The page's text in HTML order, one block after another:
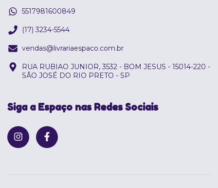
5517981600849
(17) 3234-5544
vendas@livrariaespaco.com.br
RUA RUBIAO JUNIOR, 3532 - BOM JESUS - 15014-220 -
SÃO JOSÉ DO RIO PRETO - SP
Siga a Espaço nas Redes Sociais